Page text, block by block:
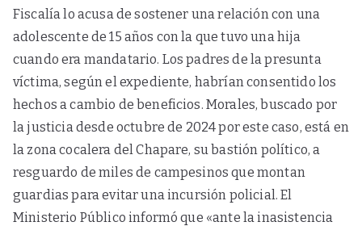
Fiscalía lo acusa de sostener una relación con una
adolescente de 15 años con la que tuvo una hija
cuando era mandatario. Los padres de la presunta
víctima, según el expediente, habrían consentido los
hechos a cambio de beneficios. Morales, buscado por
la justicia desde octubre de 2024 por este caso, está en
la zona cocalera del Chapare, su bastión político, a
resguardo de miles de campesinos que montan
guardias para evitar una incursión policial. El
Ministerio Público informó que «ante la inasistencia